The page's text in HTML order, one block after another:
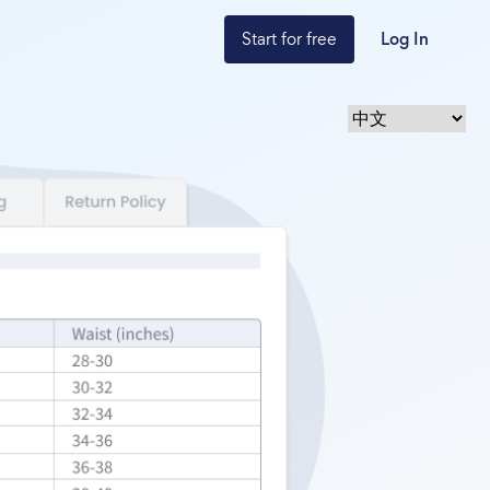
Start for free Log In